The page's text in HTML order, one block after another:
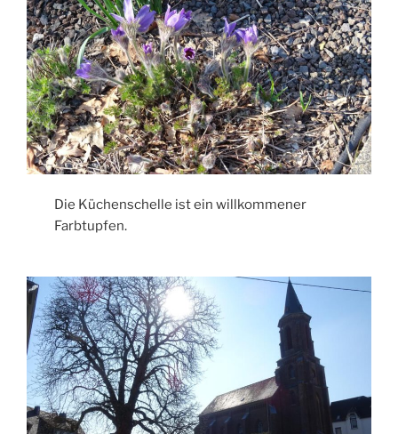
Die Küchenschelle ist ein willkommener
Farbtupfen.